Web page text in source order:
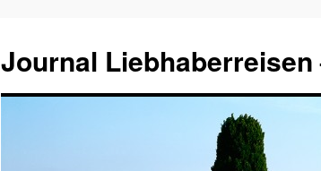
Journal Liebhaberreisen